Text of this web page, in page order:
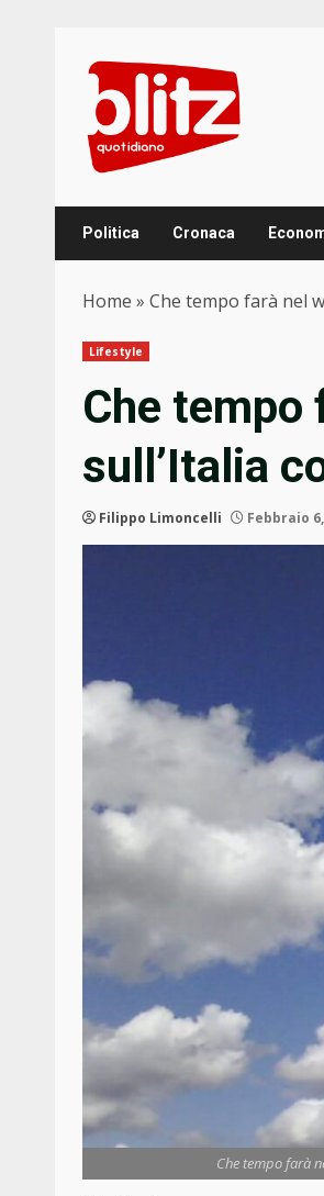
content
Politica Cronaca
Home » Che tempo farà nel
Lifestyle
Che tempo
sull’Italia
Filippo Limoncelli Febbraio
Che tempo farà